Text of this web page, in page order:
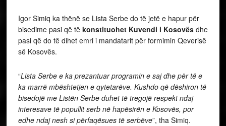
Igor Simiq ka thënë se Lista Serbe do të jetë e hapur për
bisedime pasi që të konstituohet Kuvendi i Kosovësdhe
pasi që do të dihet emri i mandatarit për formimin Qeverisë
së Kosovës.
“Lista Serbe e ka prezantuar programin e saj dhe për të e
ka marrë mbështetjen e qytetarëve. Kushdo që dëshiron të
bisedojë me Listën Serbe duhet të tregojë respekt ndaj
interesave të popullit serb në hapësirën e Kosovës, por
edhe ndaj nesh si përfaqësues të serbëve”, tha Simiq.